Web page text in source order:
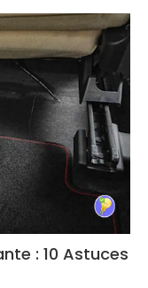
: 10 Astuces